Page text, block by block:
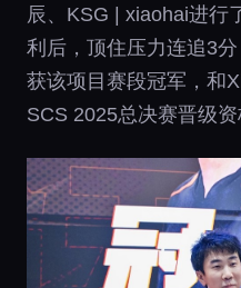
辰、KSG | xiaohai进行
利后，顶住压力连追3
获该项目赛段冠军，和
SCS 2025总决赛晋级资